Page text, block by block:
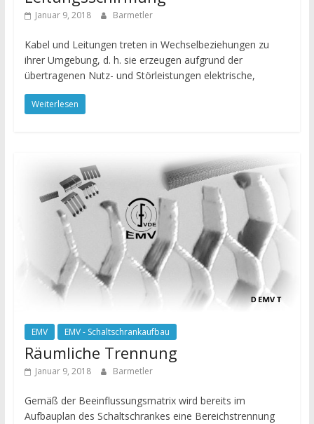
Januar 9, 2018 Barmetler
Kabel und Leitungen treten in Wechselbeziehungen zu
ihrer Umgebung, d. h. sie erzeugen aufgrund der
übertragenen Nutz- und Störleistungen elektrische,
Weiterlesen
EMV EMV - Schaltschrankaufbau
Räumliche Trennung
Januar 9, 2018 Barmetler
Gemäß der Beeinflussungsmatrix wird bereits im
Aufbauplan des Schaltschrankes eine Bereichstrennung